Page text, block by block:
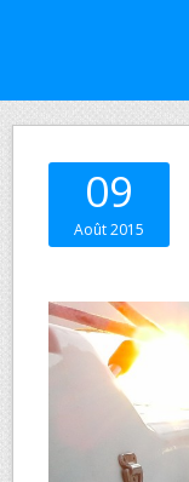
09
Août 2015